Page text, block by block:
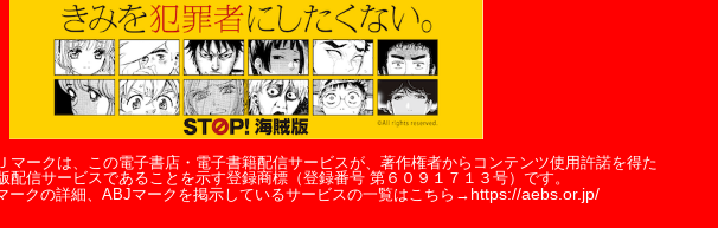
マークは、この電子書店・電子書籍配信サービスが、著作権者からコンテンツ使用許諾を得た
配信サービスであることを示す登録商標（登録番号 第６０９１７１３号）です。
ークの詳細、ABJマークを掲示しているサービスの一覧はこちら→ https://aebs.or.jp/